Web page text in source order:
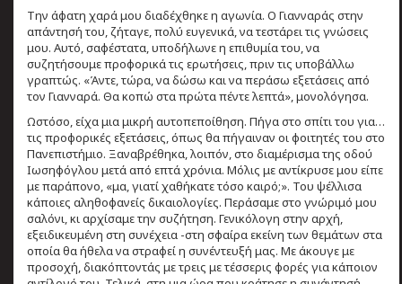
Την άφατη χαρά μου διαδέχθηκε η αγωνία. Ο Γιανναράς στην
απάντησή του, ζήταγε, πολύ ευγενικά, να τεστάρει τις γνώσεις
μου. Αυτό, σαφέστατα, υποδήλωνε η επιθυμία του, να
συζητήσουμε προφορικά τις ερωτήσεις, πριν τις υποβάλλω
γραπτώς. «Άντε, τώρα, να δώσω και να περάσω εξετάσεις από
τον Γιανναρά. Θα κοπώ στα πρώτα πέντε λεπτά», μονολόγησα.
Ωστόσο, είχα μια μικρή αυτοπεποίθηση. Πήγα στο σπίτι του για…
τις προφορικές εξετάσεις, όπως θα πήγαιναν οι φοιτητές του στο
Πανεπιστήμιο. Ξαναβρέθηκα, λοιπόν, στο διαμέρισμα της οδού
Ιωσηφόγλου μετά από επτά χρόνια. Μόλις με αντίκρυσε μου είπε
με παράπονο, «μα, γιατί χαθήκατε τόσο καιρό;». Του ψέλλισα
κάποιες αληθοφανείς δικαιολογίες. Περάσαμε στο γνώριμό μου
σαλόνι, κι αρχίσαμε την συζήτηση. Γενικόλογη στην αρχή,
εξειδικευμένη στη συνέχεια -στη σφαίρα εκείνη των θεμάτων στα
οποία θα ήθελα να στραφεί η συνέντευξή μας. Με άκουγε με
προσοχή, διακόπτοντάς με τρεις με τέσσερις φορές για κάποιον